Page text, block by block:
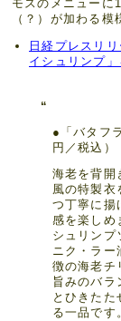
モスのメニューに
（？）が加わる模
日経プレスリ
イシュリンプ
●「バタフ
円／税込）
海老を背開
風の特製衣
つ丁寧に揚
感を楽しめ
シュリンプ
ニク・ラー
徴の海老チ
旨みのバ
とひきたた
る一品です